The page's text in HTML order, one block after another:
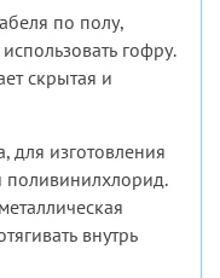
по полу,
гофру.
скрытая и
для изготовления
поливинилхлорид.
внутрь